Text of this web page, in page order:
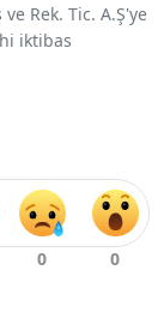
Rek. Tic. A.Ş'ye
iktibas